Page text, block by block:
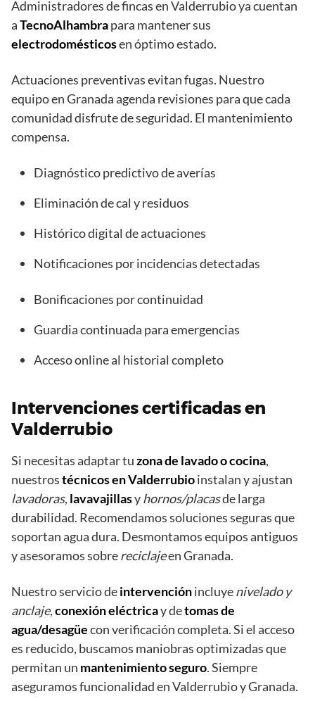
Administradores de fincas en Valderrubio ya cuentan
aTecnoAlhambrapara mantener sus
electrodomésticosen óptimo estado.
Actuaciones preventivas evitan fugas. Nuestro
equipo en Granada agenda revisiones para que cada
comunidad disfrute de seguridad. El mantenimiento
compensa.
Diagnóstico predictivo de averías
Eliminación de cal y residuos
Histórico digital de actuaciones
Notificaciones por incidencias detectadas
Bonificaciones por continuidad
Guardia continuada para emergencias
Acceso online al historial completo
Intervenciones certificadas en
Valderrubio
Si necesitas adaptar tuzona de lavado o cocina,
nuestrostécnicos en Valderrubioinstalan y ajustan
lavadoras, lavavajillasyhornos/placasde larga
durabilidad. Recomendamos soluciones seguras que
soportan agua dura. Desmontamos equipos antiguos
y asesoramos sobrereciclajeen Granada.
Nuestro servicio deintervenciónincluyenivelado y
anclaje,conexión eléctricay detomas de
agua/desagüecon verificación completa. Si el acceso
es reducido, buscamos maniobras optimizadas que
permitan un mantenimiento seguro. Siempre
aseguramos funcionalidad en Valderrubio y Granada.